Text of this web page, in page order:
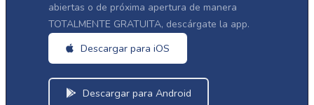
abiertas o de próxima apertura de manera
TOTALMENTE GRATUITA, descárgate la app.
Descargar para iOS
Descargar para Android